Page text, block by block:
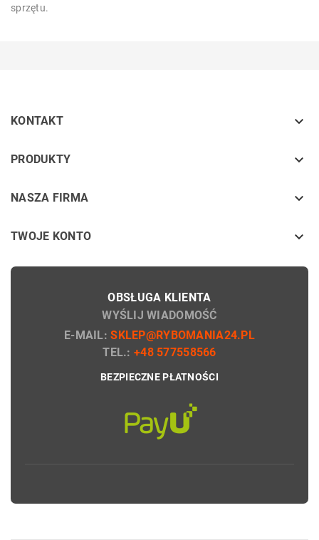
sprzętu.
KONTAKT 
PRODUKTY keyboard_arrow_down
NASZA FIRMA keyboard_arrow_down
TWOJE KONTO 
OBSŁUGA KLIENTA
WYŚLIJ WIADOMOŚĆ
E-MAIL:SKLEP@RYBOMANIA24.PL
TEL.:+48 577558566
BEZPIECZNE PŁATNOŚCI